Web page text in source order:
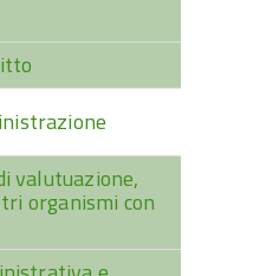
valutuazione,
organismi con